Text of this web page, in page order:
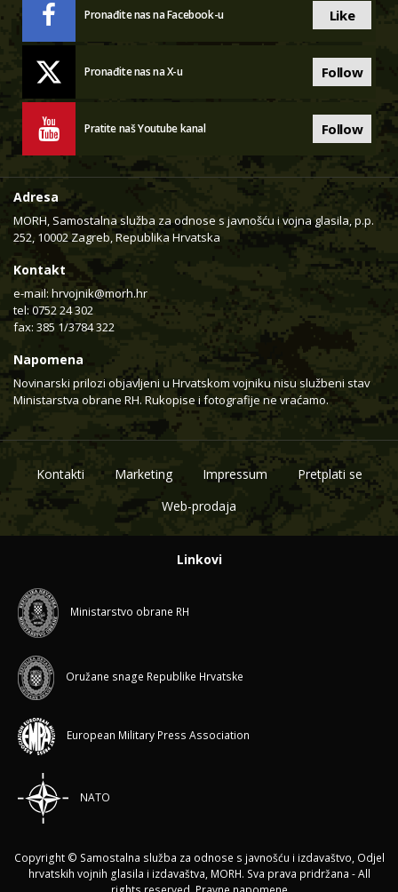
Pronađite nas na Facebook-u Like
Pronađite nas na X-u Follow
Pratite naš Youtube kanal Follow
Adresa
MORH, Samostalna služba za odnose s javnošću i vojna glasila, p.p.
252, 10002 Zagreb, Republika Hrvatska
Kontakt
e-mail: hrvojnik@morh.hr
tel: 0752 24 302
fax: 385 1/3784 322
Napomena
Novinarski prilozi objavljeni u Hrvatskom vojniku nisu službeni stav
Ministarstva obrane RH. Rukopise i fotografije ne vraćamo.
Kontakti Marketing Impressum
Pretplati se
Web-prodaja
Linkovi
Ministarstvo obrane RH
Oružane snage Republike Hrvatske
European Military Press Association
NATO
Copyright © Samostalna služba za odnose s javnošću i izdavaštvo, Odjel
hrvatskih vojnih glasila i izdavaštva, MORH. Sva prava pridržana - All